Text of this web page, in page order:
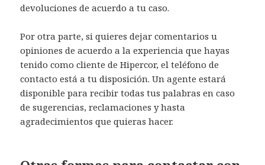
devoluciones de acuerdo a tu caso.
Por otra parte, si quieres dejar comentarios u
opiniones de acuerdo a la experiencia que hayas
tenido como cliente de Hipercor, el teléfono de
contacto está a tu disposición. Un agente estará
disponible para recibir todas tus palabras en caso
de sugerencias, reclamaciones y hasta
agradecimientos que quieras hacer.